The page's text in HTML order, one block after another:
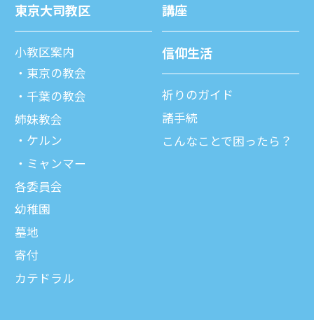
東京⼤司教区
⼩教区案内
東京の教会
千葉の教会
姉妹教会
ケルン
ミャンマー
各委員会
幼稚園
墓地
寄付
カテドラル
講座
信仰⽣活
祈りのガイド
諸⼿続
こんなことで困ったら？